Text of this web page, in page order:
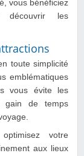
vous bénéficiez
découvrir les
toute simplicité
emblématiques
vous évite les
gain de temps
votre
aux lieux